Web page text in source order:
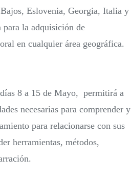
Eslovenia, Georgia, Italia y
la adquisición de
en cualquier área geográfica.
8 a 15 de Mayo, permitirá a
necesarias para comprender y
para relacionarse con sus
herramientas, métodos,